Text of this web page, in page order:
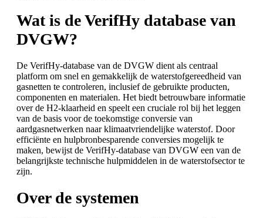
Wat is de VerifHy database van
DVGW?
De VerifHy-database van de DVGW dient als centraal
platform om snel en gemakkelijk de waterstofgereedheid van
gasnetten te controleren, inclusief de gebruikte producten,
componenten en materialen. Het biedt betrouwbare informatie
over de H2-klaarheid en speelt een cruciale rol bij het leggen
van de basis voor de toekomstige conversie van
aardgasnetwerken naar klimaatvriendelijke waterstof. Door
efficiënte en hulpbronbesparende conversies mogelijk te
maken, bewijst de VerifHy-database van DVGW een van de
belangrijkste technische hulpmiddelen in de waterstofsector te
zijn.
Over de systemen